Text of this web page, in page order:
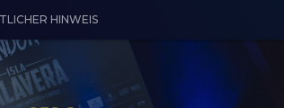
HINWEIS